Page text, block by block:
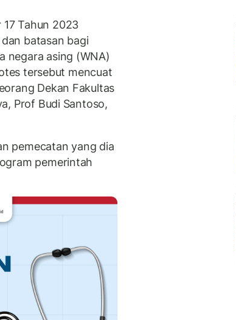
Tahun 2023
batasan bagi
negara asing (WNA)
tersebut mencuat
Dekan Fakultas
Prof Budi Santoso,
pemecatan yang dia
pemerintah